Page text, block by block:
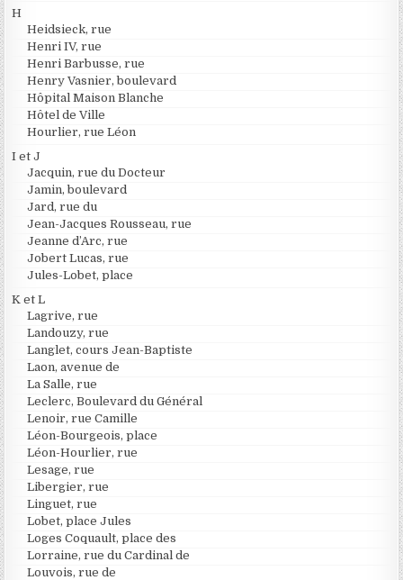
H
Heidsieck, rue
Henri IV, rue
Henri Barbusse, rue
Henry Vasnier, boulevard
Hôpital Maison Blanche
Hôtel de Ville
Hourlier, rue Léon
I et J
Jacquin, rue du Docteur
Jamin, boulevard
Jard, rue du
Jean-Jacques Rousseau, rue
Jeanne d’Arc, rue
Jobert Lucas, rue
Jules-Lobet, place
K et L
Lagrive, rue
Landouzy, rue
Langlet, cours Jean-Baptiste
Laon, avenue de
La Salle, rue
Leclerc, Boulevard du Général
Lenoir, rue Camille
Léon-Bourgeois, place
Léon-Hourlier, rue
Lesage, rue
Libergier, rue
Linguet, rue
Lobet, place Jules
Loges Coquault, place des
Lorraine, rue du Cardinal de
Louvois, rue de